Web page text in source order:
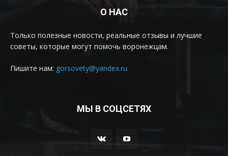
О НАС
Только полезные новости, реальные отзывы и лучшие
советы, которые могут помочь воронежцам.
Пишите нам: gorsovety@yandex.ru
МЫ В СОЦСЕТЯХ